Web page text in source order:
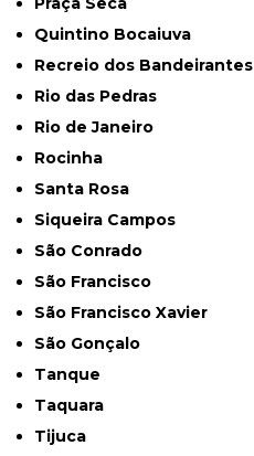
Quintino Bocaiuva
Recreio dos Bandeirantes
Rio das Pedras
Rio de Janeiro
Rocinha
Santa Rosa
Siqueira Campos
São Conrado
São Francisco
São Francisco Xavier
São Gonçalo
Tanque
Taquara
Tijuca